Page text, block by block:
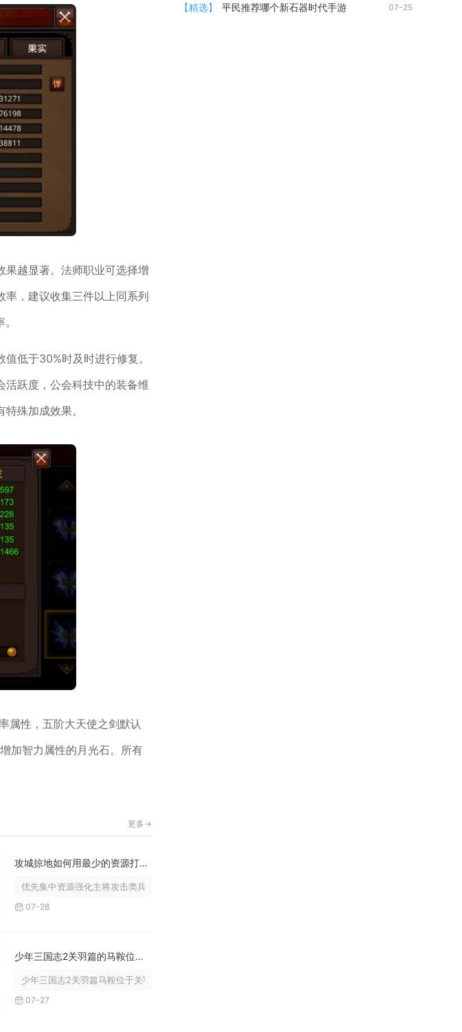
果越显著。法师职业可选择增
率，建议收集三件以上同系列
低于30%时及时进行修复。
活跃度，公会科技中的装备维
殊加成效果。
属性，五阶大天使之剑默认
加智力属性的月光石。所有
更多->
攻城掠地如何用最少的资源打造出强大的兵器
优先集中资源强化主将攻击类兵器、把控镔铁与百炼钢全渠道收益、...
07-28
少年三国志2关羽篇的马鞍位置在哪里
少年三国志2关羽篇马鞍位于关羽列传“马中赤兔”奇遇地图右上角...
07-27
【精选】 平民推荐哪个新石器时代手游 07-25